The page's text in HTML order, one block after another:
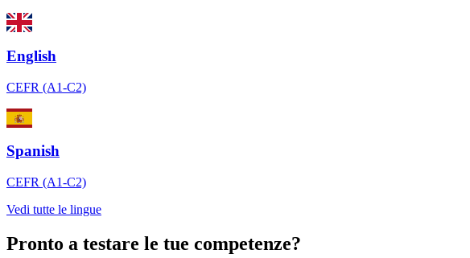
English
CEFR (A1-C2)
Spanish
CEFR (A1-C2)
Vedi tutte le lingue
Pronto a testare le tue competenze?